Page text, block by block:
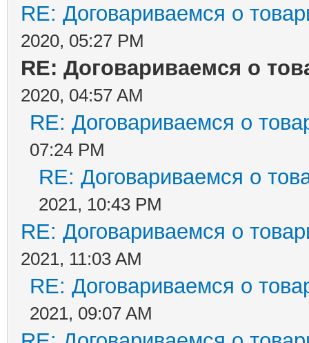
RE: Договариваемся о
2020, 05:27 PM
RE: Договариваемся о
2020, 04:57 AM
RE: Договариваемся о
07:24 PM
RE: Договариваемся о
2021, 10:43 PM
RE: Договариваемся о
2021, 11:03 AM
RE: Договариваемся о
2021, 09:07 AM